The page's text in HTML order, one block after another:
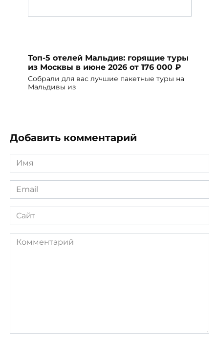
Топ-5 отелей Мальдив: горящие туры
из Москвы в июне 2026 от 176 000 ₽
Собрали для вас лучшие пакетные туры на
Мальдивы из
Добавить комментарий
Имя
Email
Сайт
Комментарий